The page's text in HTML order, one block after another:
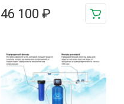
46 100 ₽